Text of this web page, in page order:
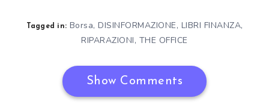
Tagged in: Borsa, DISINFORMAZIONE, LIBRI FINANZA,
RIPARAZIONI, THE OFFICE
Show Comments